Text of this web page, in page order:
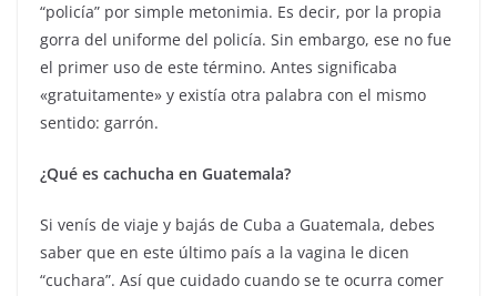
“policía” por simple metonimia. Es decir, por la propia
gorra del uniforme del policía. Sin embargo, ese no fue
el primer uso de este término. Antes significaba
«gratuitamente» y existía otra palabra con el mismo
sentido: garrón.
¿Qué es cachucha en Guatemala?
Si venís de viaje y bajás de Cuba a Guatemala, debes
saber que en este último país a la vagina le dicen
“cuchara”. Así que cuidado cuando se te ocurra comer